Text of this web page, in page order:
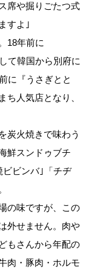
席や掘りごたつ式
すよ｣
18年前に
て韓国から別府に
に『うさぎとと
ち人気店となり、
炭火焼きで味わう
鮮スンドゥブチ
ビビンバ｣「チヂ
の味ですが、この
外せません。肉や
もさんから年配の
肉・豚肉・ホルモ